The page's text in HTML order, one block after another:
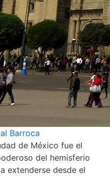
Barroca
de México fue el
del hemisferio
extenderse desde el